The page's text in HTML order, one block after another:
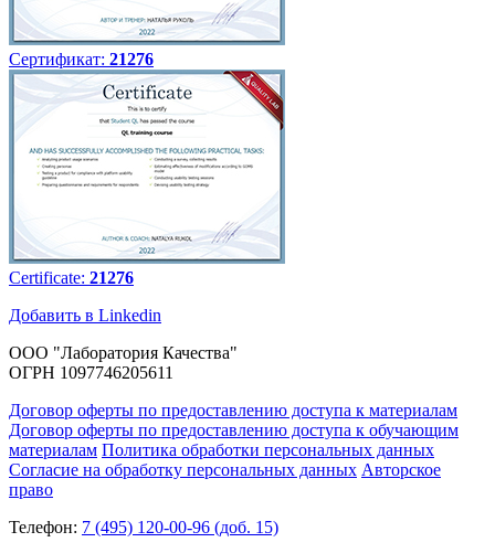
Сертификат: 21276
Certificate: 21276
Добавить в Linkedin
ООО "Лаборатория Качества"
ОГРН 1097746205611
Договор оферты по предоставлению доступа к материалам
Договор оферты по предоставлению доступа к обучающим
материалам Политика обработки персональных данных
Согласие на обработку персональных данных Авторское
право
Телефон: 7 (495) 120-00-96 (доб. 15)